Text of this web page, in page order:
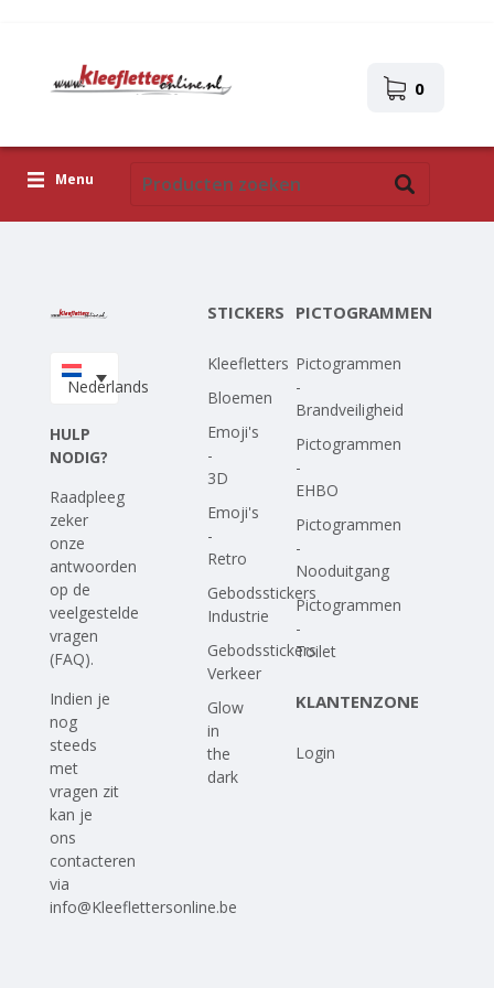
0
Menu
Upload je eigen ontwerp
Nederlands
HULP
NODIG?
Raadpleeg
zeker
onze
antwoorden
op de
veelgestelde
vragen
(FAQ).
Indien je
nog
steeds
met
vragen zit
kan je
ons
contacteren
via
info@Kleeflettersonline.be
STICKERS
Kleefletters
Bloemen
Emoji's
-
3D
Emoji's
-
Retro
Gebodsstickers
Industrie
Gebodsstickers
Verkeer
Glow
in
the
dark
PICTOGRAMMEN
Pictogrammen
-
Brandveiligheid
Pictogrammen
-
EHBO
Pictogrammen
-
Nooduitgang
Pictogrammen
-
Toilet
KLANTENZONE
Login